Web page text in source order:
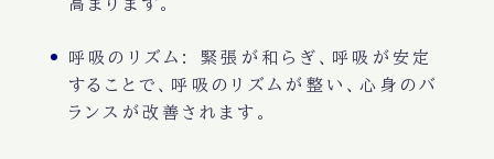
高まります。
呼吸のリズム : 緊張が和らぎ、呼吸が安定
することで、
呼吸のリズム が整い、心身のバ
ランス が改善されます。